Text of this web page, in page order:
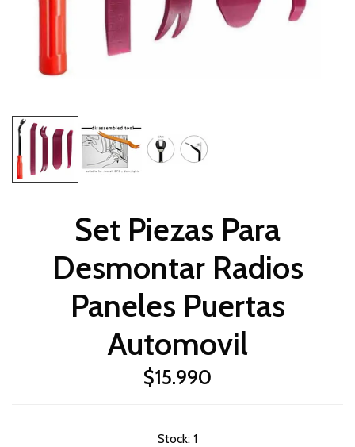
Set Piezas Para
Desmontar Radios
Paneles Puertas
Automovil
$15.990
Stock: 1